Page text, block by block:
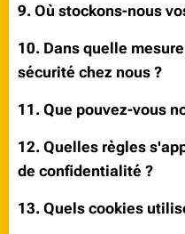
9. Où stockons-nous
10. Dans quelle
sécurité chez nous ?
11. Que pouvez-vous
12. Quelles règles
de confidentialité ?
13. Quels cookies